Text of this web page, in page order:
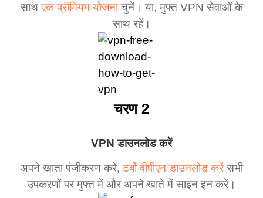
साथएक प्रीमियम योजनाचुनें। या, मुफ्त VPN सेवाओं के
साथ रहें।
VPN डाउनलोड करें
अपने खाता पंजीकरण करें,टर्बो वीपीएन डाउनलोड करेंसभी
उपकरणों पर मुफ्त में और अपने खाते में साइन इन करें।
चरण 2